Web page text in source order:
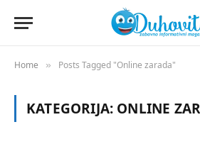
Home » Posts Tagged "Online zarada"
KATEGORIJA: ONLINE